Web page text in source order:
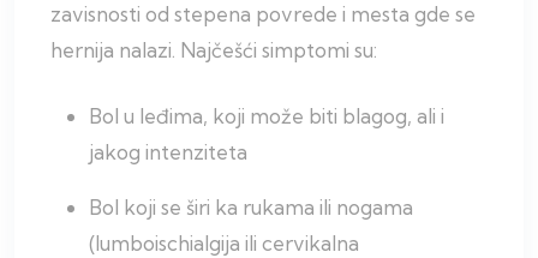
zavisnosti od stepena povrede i mesta gde se
hernija nalazi. Najčešći simptomi su:
Bol u leđima, koji može biti blagog, ali i
jakog intenziteta
Bol koji se širi ka rukama ili nogama
(lumboischialgija ili cervikalna